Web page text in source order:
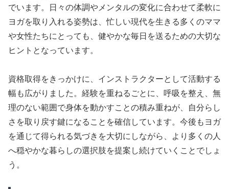
でいます。日々の体調やメンタルの変化に合わせて柔軟に
ヨガを取り入れる姿勢は、忙しい現代を生きる多くのママ
や女性たちにとっても、健やかな毎日を送るための大切な
ヒントとなっています。
資格取得をきっかけに、インストラクターとして活動する
幅も広がりました。経験を重ねるごとに、呼吸を整え、無
理のない範囲で身体を動かすことの積み重ねが、自分らし
さを取り戻す鍵になることを確信しています。今後もヨガ
を通じて得られる気づきを大切にしながら、より多くの人
へ穏やかな暮らしの選択肢を提案し続けていくことでしょ
う。